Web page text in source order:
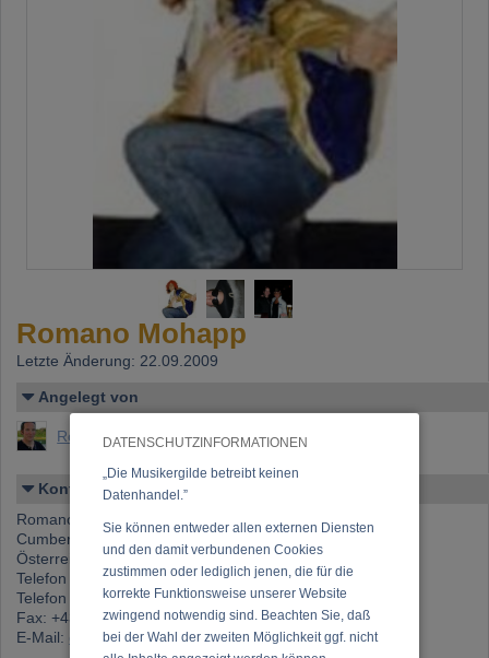
DATENSCHUTZINFORMATIONEN
„Die Musikergilde betreibt keinen
Datenhandel.”
Sie können entweder allen externen Diensten
und den damit verbundenen Cookies
zustimmen oder lediglich jenen, die für die
korrekte Funktionsweise unserer Website
zwingend notwendig sind. Beachten Sie, daß
bei der Wahl der zweiten Möglichkeit ggf. nicht
Romano Mohapp
Letzte Änderung: 22.09.2009
Angelegt von
Romano
Kontakt
Romano
Cumberlandstrasse 42A, 1140 Wien
Österreich
Telefon 1: +43 (0)676 423 06 80
Telefon 2: +43 (0)699 812 07 644
Fax: +43 400 01 42
E-Mail:
office@mohapp.at